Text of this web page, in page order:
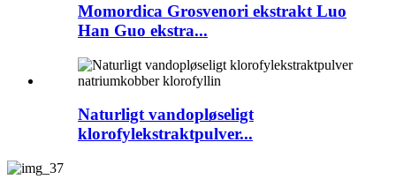
Momordica Grosvenori ekstrakt Luo
Han Guo ekstra...
Naturligt vandopløseligt
klorofylekstraktpulver...